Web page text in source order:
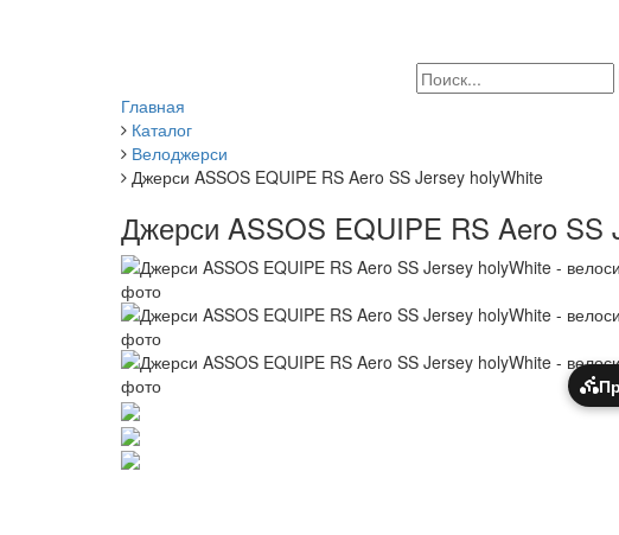
Главная
Каталог
Велоджерси
Джерси ASSOS EQUIPE RS Aero SS Jersey holyWhite
Джерси ASSOS EQUIPE RS Aero SS